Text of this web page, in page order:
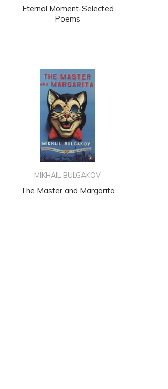
Eternal Moment-Selected
Poems
MIKHAIL BULGAKOV
The Master and Margarita